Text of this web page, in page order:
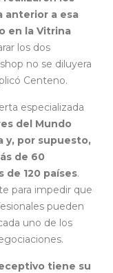
anterior a esa
en la Vitrina
los dos
no se diluyera
Centeno.
especializada
del Mundo
y, por supuesto,
de 60
de 120 países.
para impedir que
pueden
uno de los
tiene su